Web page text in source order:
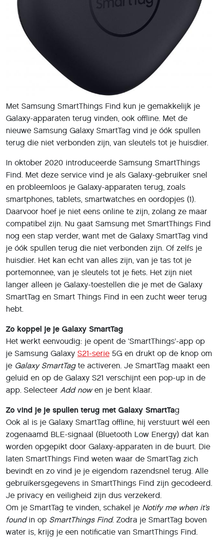
Met Samsung SmartThings Find kun je gemakkelijk je
Galaxy-apparaten terug vinden, ook offline. Met de
nieuwe Samsung Galaxy SmartTag vind je óók spullen
terug die niet verbonden zijn, van sleutels tot je huisdier.
In oktober 2020 introduceerde Samsung SmartThings
Find. Met deze service vind je als Galaxy-gebruiker snel
en probleemloos je Galaxy-apparaten terug, zoals
smartphones, tablets, smartwatches en oordopjes (1).
Daarvoor hoef je niet eens online te zijn, zolang ze maar
compatibel zijn. Nu gaat Samsung met SmartThings Find
nog een stap verder, want met de Galaxy SmartTag vind
je óók spullen terug die niet verbonden zijn. Of zelfs je
huisdier. Het kan echt van alles zijn, van je tas tot je
portemonnee, van je sleutels tot je fiets. Het zijn niet
langer alleen je Galaxy-toestellen die je met de Galaxy
SmartTag en Smart Things Find in een zucht weer terug
hebt.
Zo koppel je je Galaxy SmartTag
Het werkt eenvoudig: je opent de ‘SmartThings’-app op
je Samsung Galaxy S21-serie 5G en drukt op de knop om
je Galaxy SmartTagte activeren. Je SmartTag maakt een
geluid en op de Galaxy S21 verschijnt een pop-up in de
app. Selecteer Add now en je bent klaar.
Zo vind je je spullen terug met Galaxy SmartTag
Ook al is je Galaxy SmartTag offline, hij verstuurt wél een
zogenaamd BLE-signaal (Bluetooth Low Energy) dat kan
worden opgepikt door Galaxy-apparaten in de buurt. Die
laten SmartThings Find weten waar de SmartTag zich
bevindt en zo vind je je eigendom razendsnel terug. Alle
gebruikersgegevens in SmartThings Find zijn gecodeerd.
Je privacy en veiligheid zijn dus verzekerd.
Om je SmartTag te vinden, schakel je Notify me when it’s
found in op SmartThings Find. Zodra je SmartTag boven
water is, krijg je een notificatie van SmartThings Find.